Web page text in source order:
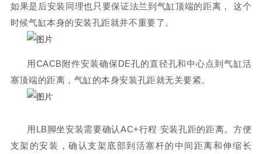
如果是后安装同理也只要保证法兰到气缸顶端的距离， 这个
时候气缸本身的安装孔距就并不重要了。
用CACB附件安装确保DE孔的直径孔和中心点到气缸活
塞顶端的距离，气缸的本身安装孔距就无关要紧。
用LB脚坐安装需要确认AC+行程 安装孔距的距离。方便
支架的安装，确认支架底部到活塞杆的中间距离和伸缩长